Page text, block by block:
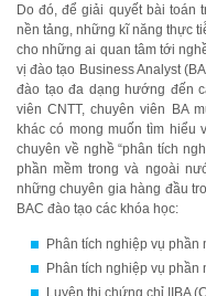
Do đó, để giải quyết bài toán
nền tảng, những kĩ năng thực
cho những ai quan tâm tới
vị đào tạo Business Analyst
đào tạo đa dạng hướng đến
viên CNTT, chuyên viên BA
khác có mong muốn tìm hiểu
chuyên về nghề “phân tích
phần mềm trong và ngoài
những chuyên gia hàng đầu
BAC đào tạo các khóa học:
Phân tích nghiệp vụ phần
Phân tích nghiệp vụ phần
Luyện thi chứng chỉ IIBA